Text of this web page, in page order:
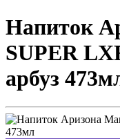
Напиток
SUPER
арбуз